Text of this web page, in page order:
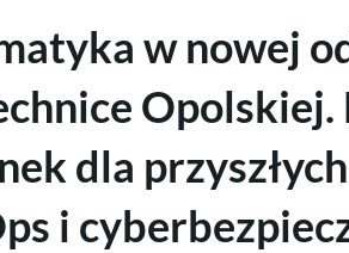
w nowej
Opolskiej.
dla
i